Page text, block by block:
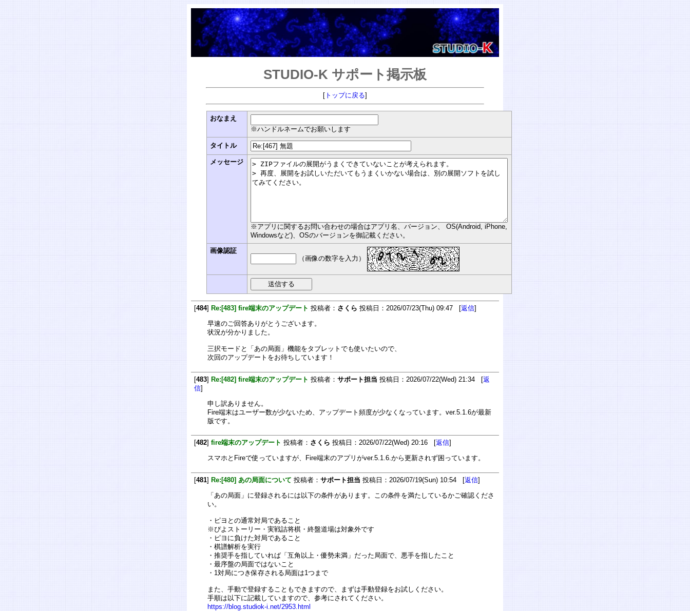
STUDIO-K サポート掲示板
[ トップに戻る]
おなまえ
※ハンドルネームでお願いします
タイトル
メッセージ
※アプリに関するお問い合わせの場合はアプリ名、バージョン、 OS(Android, iPhone,
Windowsなど)、OSのバージョンを御記載ください。
画像認証
（画像の数字を入力）
[484] Re:[483] fire端末のアップデート 投稿者： さくら 投稿日：2026/07/23(Thu) 09:47 [返信]
早速のご回答ありがとうございます。
状況が分かりました。
三択モードと「あの局面」機能をタブレットでも使いたいので、
次回のアップデートをお待ちしています！
[483] Re:[482] fire端末のアップデート 投稿者： サポート担当 投稿日：2026/07/22(Wed) 21:34 [返
信]
申し訳ありません。
Fire端末はユーザー数が少ないため、アップデート頻度が少なくなっています。ver.5.1.6が最新
版です。
[482] fire端末のアップデート 投稿者： さくら 投稿日：2026/07/22(Wed) 20:16 [返信]
スマホとFireで使っていますが、Fire端末のアプリがver.5.1.6.から更新されず困っています。
[481] Re:[480] あの局面について 投稿者： サポート担当 投稿日：2026/07/19(Sun) 10:54 [返信]
「あの局面」に登録されるには以下の条件があります。この条件を満たしているかご確認くださ
い。
・ピヨとの通常対局であること
※ぴよストーリー・実戦詰将棋・終盤道場は対象外です
・ピヨに負けた対局であること
・棋譜解析を実行
・推奨手を指していれば「互角以上・優勢未満」だった局面で、悪手を指したこと
・最序盤の局面ではないこと
・1対局につき保存される局面は1つまで
また、手動で登録することもできますので、まずは手動登録をお試しください。
手順は以下に記載していますので、参考にされてください。
https://blog.studiok-i.net/2953.html